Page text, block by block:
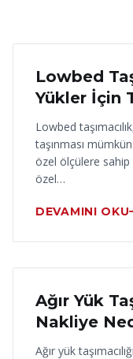
18 Haziran 2026
Lowbed
Yükler İçin
Lowbed
taşınması
özel ölçülere sahip
özel…
DEVAMINI OKU
17 Haziran 2026
Ağır Yük
Nakliye
Ağır yük